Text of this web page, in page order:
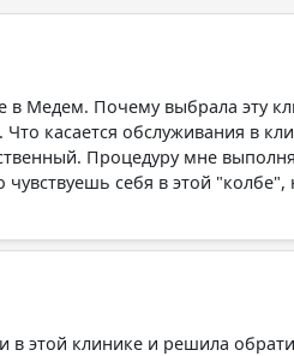
Медем. Почему выбрала эту
касается обслуживания в
Процедуру мне
себя в этой
этой клинике и решила